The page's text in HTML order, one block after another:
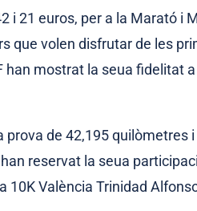
i 21 euros, per a la Marató i
que volen disfrutar de les
han mostrat la seua fidelitat
prova de 42,195 quilòmetres
reservat la seua
10K València Trinidad